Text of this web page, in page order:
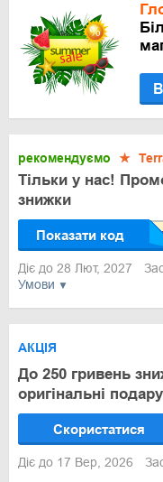
Умови
рекомендуємо ★
Тільки у нас!
знижки
Показати код
Діє до 28 Лют, 2027
АКЦІЯ
До 250 гривень
оригінальні
Скористатися
Діє до 17 Вер, 2026